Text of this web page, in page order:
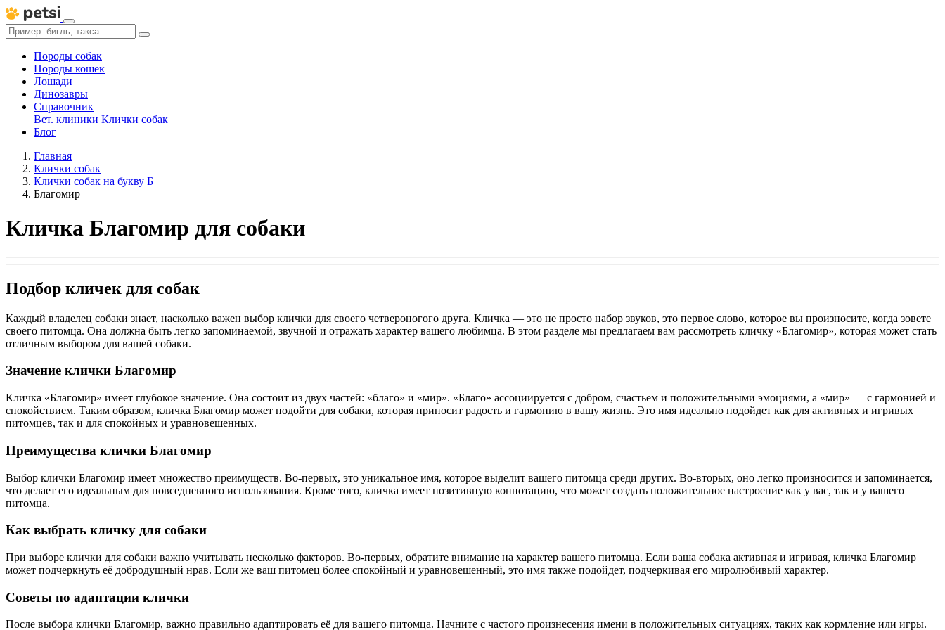
Породы собак
Породы кошек
Лошади
Динозавры
Справочник
Вет. клиники Клички собак
Блог
Главная
Клички собак
Клички собак на букву Б
Благомир
Кличка Благомир для собаки
Подбор кличек для собак
Каждый владелец собаки знает, насколько важен выбор клички для своего четвероногого друга. Кличка — это не просто набор звуков, это первое слово, которое вы произносите, когда зовете
своего питомца. Она должна быть легко запоминаемой, звучной и отражать характер вашего любимца. В этом разделе мы предлагаем вам рассмотреть кличку «Благомир», которая может стать
отличным выбором для вашей собаки.
Значение клички Благомир
Кличка «Благомир» имеет глубокое значение. Она состоит из двух частей: «благо» и «мир». «Благо» ассоциируется с добром, счастьем и положительными эмоциями, а «мир» — с гармонией и
спокойствием. Таким образом, кличка Благомир может подойти для собаки, которая приносит радость и гармонию в вашу жизнь. Это имя идеально подойдет как для активных и игривых
питомцев, так и для спокойных и уравновешенных.
Преимущества клички Благомир
Выбор клички Благомир имеет множество преимуществ. Во-первых, это уникальное имя, которое выделит вашего питомца среди других. Во-вторых, оно легко произносится и запоминается,
что делает его идеальным для повседневного использования. Кроме того, кличка имеет позитивную коннотацию, что может создать положительное настроение как у вас, так и у вашего
питомца.
Как выбрать кличку для собаки
При выборе клички для собаки важно учитывать несколько факторов. Во-первых, обратите внимание на характер вашего питомца. Если ваша собака активная и игривая, кличка Благомир
может подчеркнуть её добродушный нрав. Если же ваш питомец более спокойный и уравновешенный, это имя также подойдет, подчеркивая его миролюбивый характер.
Советы по адаптации клички
После выбора клички Благомир, важно правильно адаптировать её для вашего питомца. Начните с частого произнесения имени в положительных ситуациях, таких как кормление или игры.